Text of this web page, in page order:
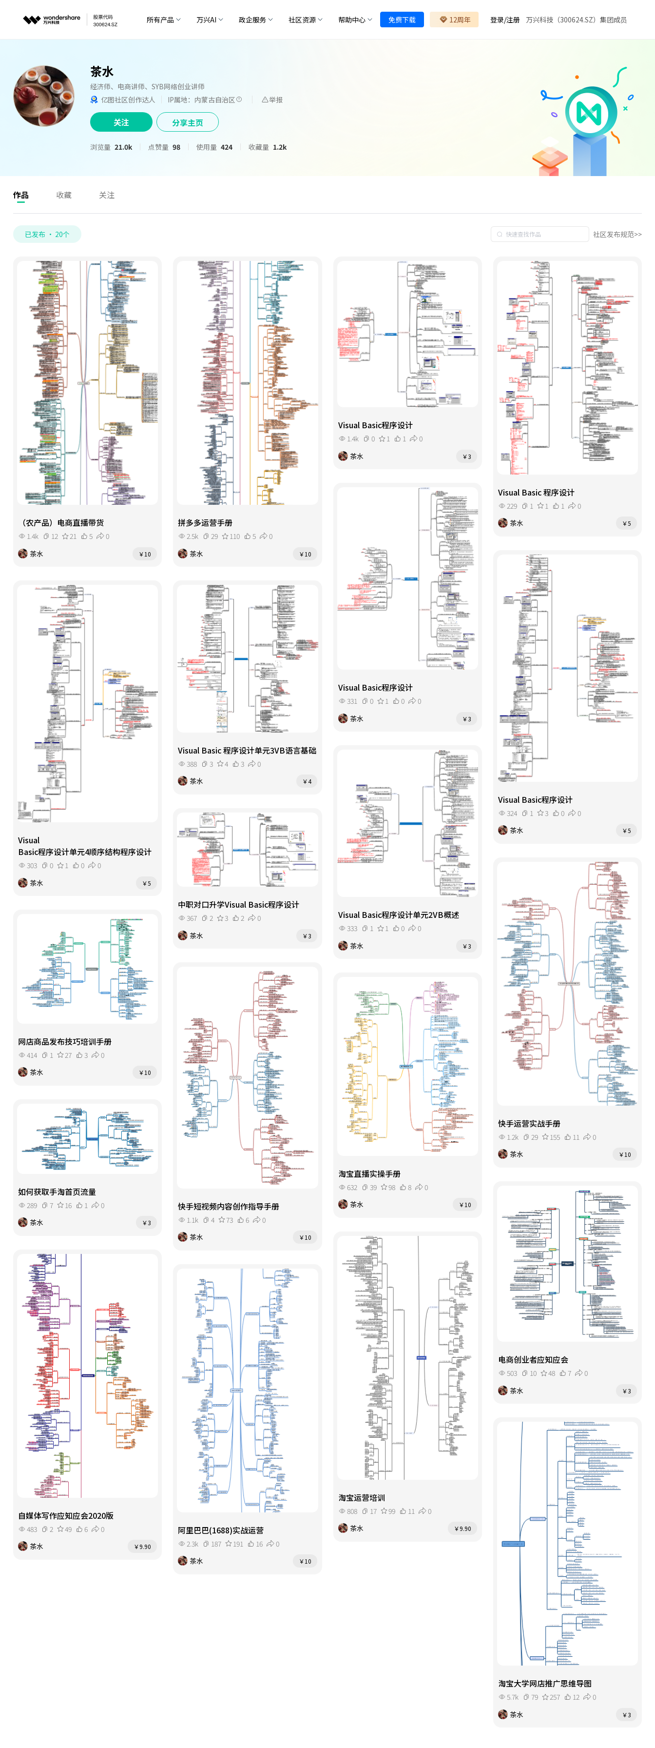
所有产品 万兴AI 政企服务 社区资源 帮助中心 免费下载 12周年 登录/注册 万兴科技（300624.SZ）集团成员
茶水
经济师、电商讲师、SYB网络创业讲师
亿图社区创作达人
IP属地：内蒙古自治区 举报
关注 分享主页
浏览量 21.0k 点赞量 98 使用量 424 收藏量 1.2k
作品 收藏 关注
已发布 · 20个 社区发布规范>>
（农产品）电商直播带货
1.4k 12 21 5
0
茶水
￥10
拼多多运营手册
2.5k 29 110 5
0
茶水
￥10
Visual Basic程序设计
1.4k 0 1 1
0
茶水
￥3
Visual Basic 程序设计
229 1 1 1
0
茶水
￥5
Visual Basic程序设计
331 0 1 0
0
茶水
￥3
Visual Basic程序设计
324 1 3 0
0
茶水
￥5
Visual
Basic程序设计单元4顺序结构程序设计
303 0 1 0
0
茶水
￥5
Visual Basic 程序设计单元3VB语言基础
388 3 4 3
0
茶水
￥4
Visual Basic程序设计单元2VB概述
333 1 1 0
0
茶水
￥3
中职对口升学Visual Basic程序设计
367 2 3 2
0
茶水
￥3
快手运营实战手册
1.2k 29 155 11
0
茶水
￥10
网店商品发布技巧培训手册
414 1 27 3
0
茶水
￥10
快手短视频内容创作指导手册
1.1k 4 73 6
0
茶水
￥10
淘宝直播实操手册
632 39 98 8
0
茶水
￥10
如何获取手淘首页流量
289 7 16 1
0
茶水
￥3
电商创业者应知应会
503 10 48 7
0
茶水
￥3
淘宝运营培训
808 17 99 11
0
茶水
￥9.90
自媒体写作应知应会2020版
483 2 49 6
0
茶水
￥9.90
阿里巴巴(1688)实战运营
2.3k 187 191 16
0
茶水
￥10
淘宝大学网店推广思维导图
5.7k 79 257 12
0
茶水
￥3